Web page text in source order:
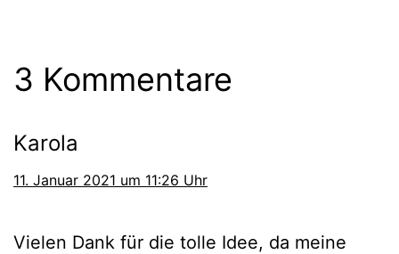
3 Kommentare
Karola
11. Januar 2021 um 11:26 Uhr
Vielen Dank für die tolle Idee, da meine